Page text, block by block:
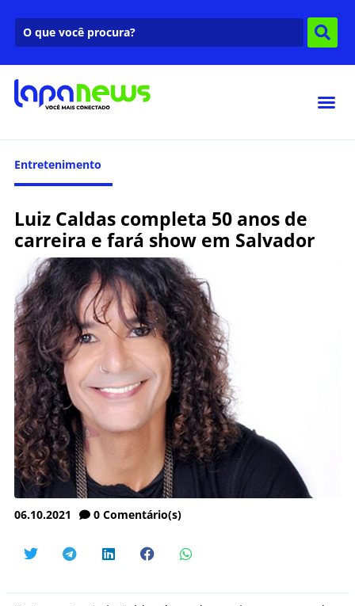
Entretenimento
Luiz Caldas completa 50 anos de
carreira e fará show em Salvador
06.10.2021 0 Comentário(s)